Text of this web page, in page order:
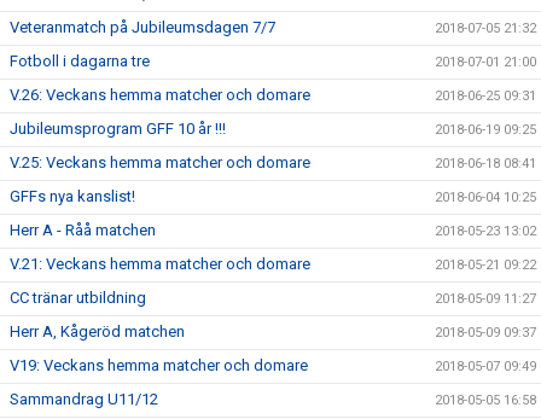
Veteranmatch på Jubileumsdagen 7/7 2018-07-05 21:32
Fotboll i dagarna tre 2018-07-01 21:00
V.26: Veckans hemma matcher och domare 2018-06-25 09:31
Jubileumsprogram GFF 10 år !!! 2018-06-19 09:25
V.25: Veckans hemma matcher och domare 2018-06-18 08:41
GFFs nya kanslist! 2018-06-04 10:25
Herr A - Råå matchen 2018-05-23 13:02
V.21: Veckans hemma matcher och domare 2018-05-21 09:22
CC tränar utbildning 2018-05-09 11:27
Herr A, Kågeröd matchen 2018-05-09 09:37
V19: Veckans hemma matcher och domare 2018-05-07 09:49
Sammandrag U11/12 2018-05-05 16:58